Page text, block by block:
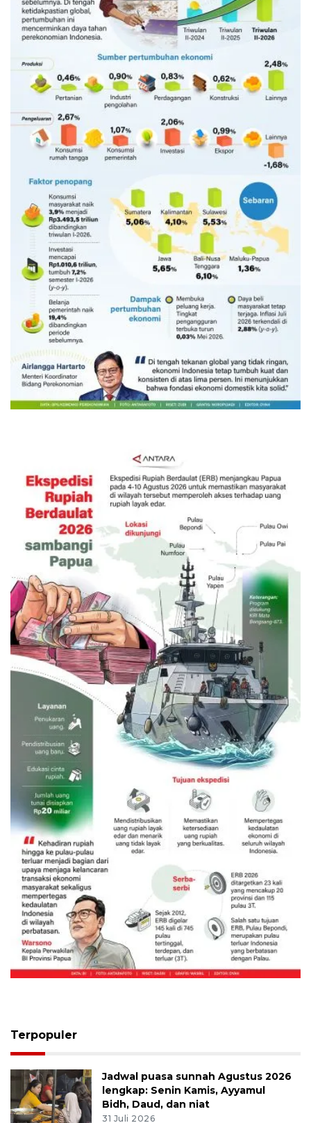
Ekonomi triwulan II-2026 tumbuh
5,29 persen
6 Agustus 2026
Ekspedisi Rupiah Berdaulat 2026
sambangi Papua
6 Agustus 2026
Terpopuler
Jadwal puasa sunnah Agustus 2026
lengkap: Senin Kamis, Ayyamul
Bidh, Daud, dan niat
31 Juli 2026